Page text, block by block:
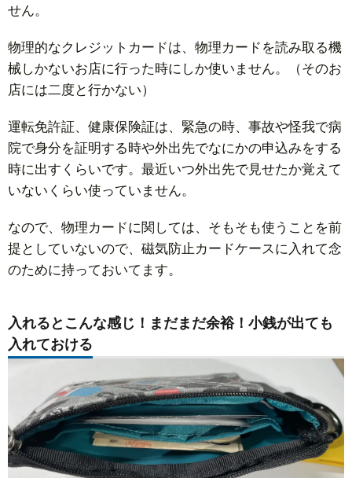
せん。
物理的なクレジットカードは、物理カードを読み取る機
械しかないお店に行った時にしか使いません。（そのお
店には二度と行かない）
運転免許証、健康保険証は、緊急の時、事故や怪我で病
院で身分を証明する時や外出先でなにかの申込みをする
時に出すくらいです。最近いつ外出先で見せたか覚えて
いないくらい使っていません。
なので、物理カードに関しては、そもそも使うことを前
提としていないので、磁気防止カードケースに入れて念
のために持っておいてます。
入れるとこんな感じ！まだまだ余裕！小銭が出ても
入れておける